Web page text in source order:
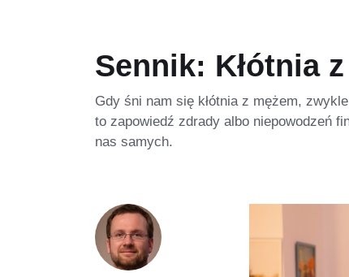
Sennik: Kłótnia
Gdy śni nam się kłótnia z mężem,
to zapowiedź zdrady albo niepowodzeń
nas samych.